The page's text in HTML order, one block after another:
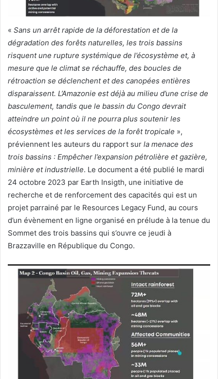
« Sans un arrêt rapide de la déforestation et de la
dégradation des forêts naturelles, les trois bassins
risquent une rupture systémique de l’écosystème et, à
mesure que le climat se réchauffe, des boucles de
rétroaction se déclenchent et des canopées entières
disparaissent. L’Amazonie est déjà au milieu d’une crise de
basculement, tandis que le bassin du Congo devrait
atteindre un point où il ne pourra plus soutenir les
écosystèmes et les services de la forêt tropicale »,
préviennent les auteurs du rapport sur la menace des
trois bassins : Empêcher l’expansion pétrolière et gazière,
minière et industrielle. Le document a été publié le mardi
24 octobre 2023 par Earth Insigth, une initiative de
recherche et de renforcement des capacités qui est un
projet parrainé par le Resources Legacy Fund, au cours
d’un évènement en ligne organisé en prélude à la tenue du
Sommet des trois bassins qui s’ouvre ce jeudi à
Brazzaville en République du Congo.